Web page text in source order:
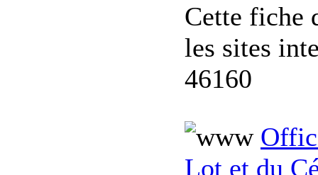
Cette fiche
les sites
46160
Lot et du